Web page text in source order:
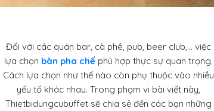
Đối với các quán bar, cà phê, pub, beer club,... việc
lựa chọn bàn pha chế phù hợp thực sự quan trọng.
Cách lựa chọn như thế nào còn phụ thuộc vào nhiều
yếu tố khác nhau. Trong phạm vi bài viết này,
Thietbidungcubuffet sẽ chia sẻ đến các bạn những